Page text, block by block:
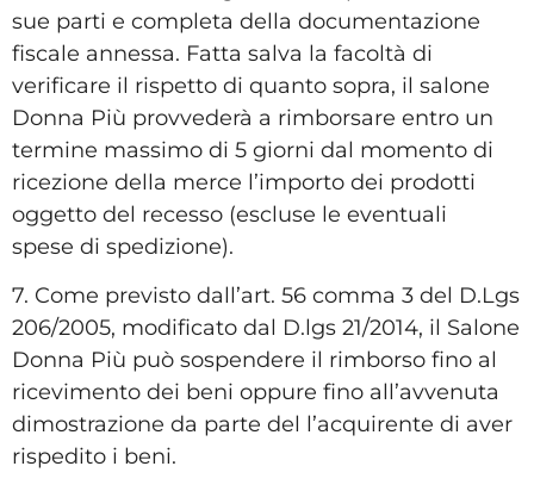
sue parti e completa della documentazione
fiscale annessa. Fatta salva la facoltà di
verificare il rispetto di quanto sopra, il salone
Donna Più provvederà a rimborsare entro un
termine massimo di 5 giorni dal momento di
ricezione della merce l’importo dei prodotti
oggetto del recesso (escluse le eventuali
spese di spedizione).
7. Come previsto dall’art. 56 comma 3 del D.Lgs
206/2005, modificato dal D.lgs 21/2014, il Salone
Donna Più può sospendere il rimborso fino al
ricevimento dei beni oppure fino all’avvenuta
dimostrazione da parte del l’acquirente di aver
rispedito i beni.